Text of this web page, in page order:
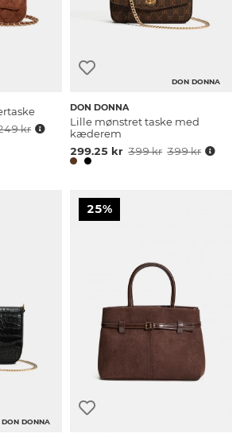
kr
DON DONNA
DON DONNA
Lille mønstret taske med
kæderem
299.25 kr 399 kr 399 kr
DON DONNA
25%